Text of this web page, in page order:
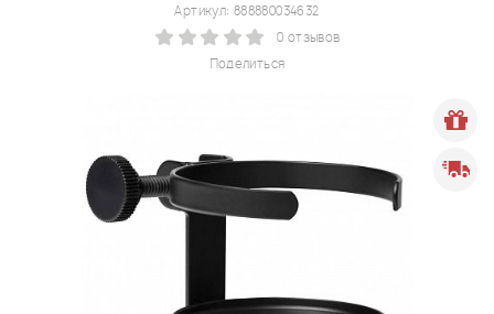
Поделиться
Артикул: 888880034632
0 отзывов